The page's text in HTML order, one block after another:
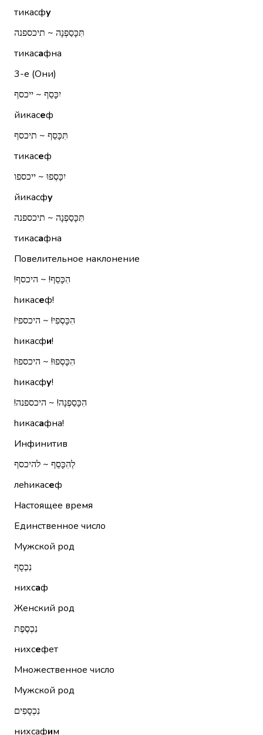
тикасфу
תִּכָּסַפְנָה ~ תיכספנה
тикасафна
3-е (Они)
יִכָּסֵף ~ ייכסף
йикасеф
תִּכָּסֵף ~ תיכסף
тикасеф
יִכָּסְפוּ ~ ייכספו
йикасфу
תִּכָּסַפְנָה ~ תיכספנה
тикасафна
Повелительное наклонение
הִכָּסֵף!‏ ~ היכסף!‏
hикасеф!
הִכָּסְפִי!‏ ~ היכספי!‏
hикасфи!
הִכָּסְפוּ!‏ ~ היכספו!‏
hикасфу!
הִכָּסַפְנָה!‏ ~ היכספנה!‏
hикасафна!
Инфинитив
לְהִכָּסֵף ~ להיכסף
леhикасеф
Настоящее время
Единственное число
Мужской род
נִכְסָף
нихсаф
Женский род
נִכְסֶפֶת
нихсефет
Множественное число
Мужской род
נִכְסָפִים
нихсафим